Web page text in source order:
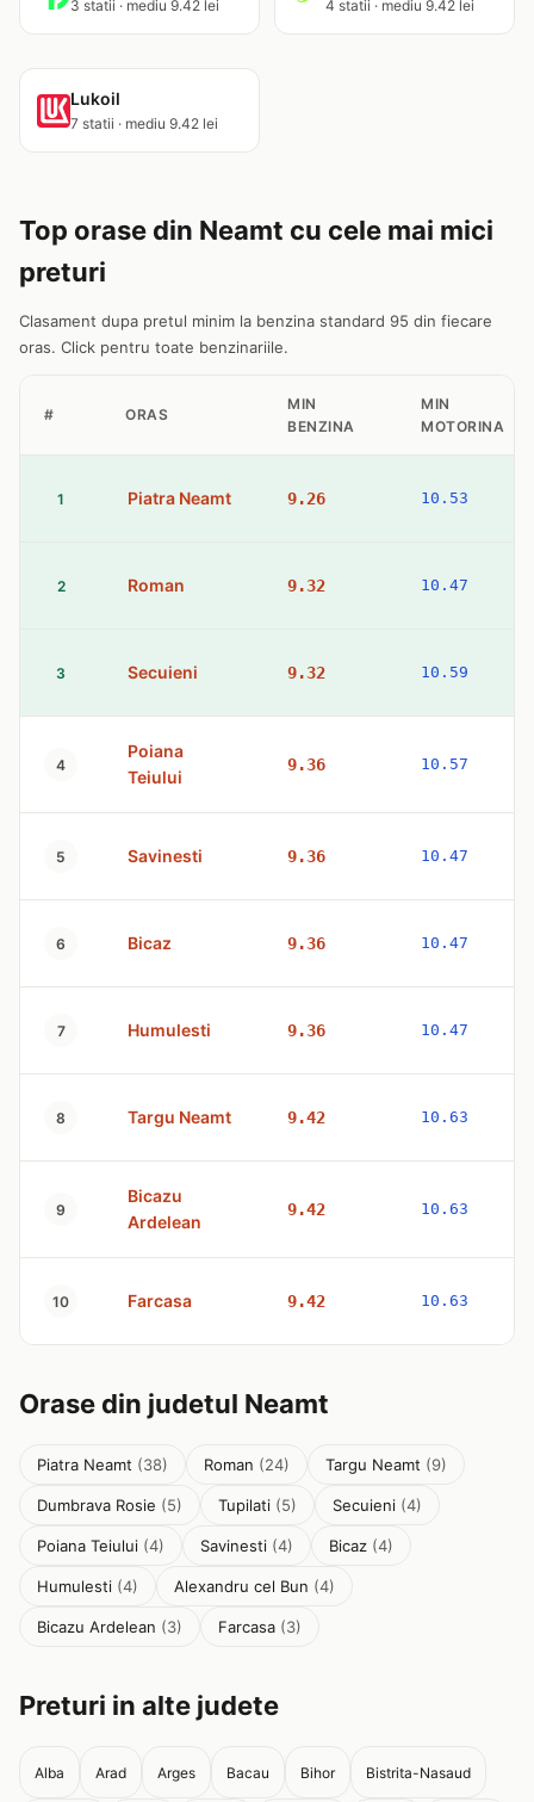
3 statii · mediu 9.42 lei 4 statii · mediu 9.42 lei
Lukoil
7 statii · mediu 9.42 lei
Top orase din Neamt cu cele mai mici
preturi
Clasament dupa pretul minim la benzina standard 95 din fiecare
oras. Click pentru toate benzinariile.
# ORAS
MIN
BENZINA
MIN
MOTORINA
1 Piatra Neamt 9.26 10.53
2 Roman 9.32 10.47
3 Secuieni 9.32 10.59
4
Poiana
Teiului
9.36 10.57
5 Savinesti 9.36 10.47
6 Bicaz 9.36 10.47
7 Humulesti 9.36 10.47
8 Targu Neamt 9.42 10.63
9
Bicazu
Ardelean
9.42 10.63
10 Farcasa 9.42 10.63
Orase din judetul Neamt
Piatra Neamt (38) Roman (24) Targu Neamt (9)
Dumbrava Rosie (5) Tupilati (5) Secuieni (4)
Poiana Teiului (4) Savinesti (4) Bicaz (4)
Humulesti (4) Alexandru cel Bun (4)
Bicazu Ardelean (3) Farcasa (3)
Preturi in alte judete
Alba Arad Arges Bacau Bihor Bistrita-Nasaud